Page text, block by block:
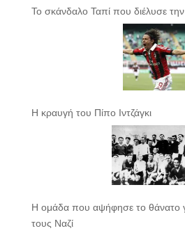
Το σκάνδαλο Ταπί που διέλυσε
Η κραυγή του Πίπο Ιντζάγκι
Η ομάδα που αψήφησε το θάνατο
τους Ναζί